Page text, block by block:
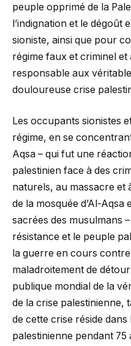
peuple opprimé de la
l’indignation et le dégoût
sioniste, ainsi que pour
régime faux et criminel
responsable aux
douloureuse crise
Les occupants sionistes
régime, en se
Aqsa – qui fut une
palestinien face à des
naturels, au massacre et
de la mosquée d’Al-Aqsa
sacrées des musulmans
résistance et le peuple
la guerre en cours
maladroitement de
publique mondial de la
de la crise palestinienne,
de cette crise réside
palestinienne pendant